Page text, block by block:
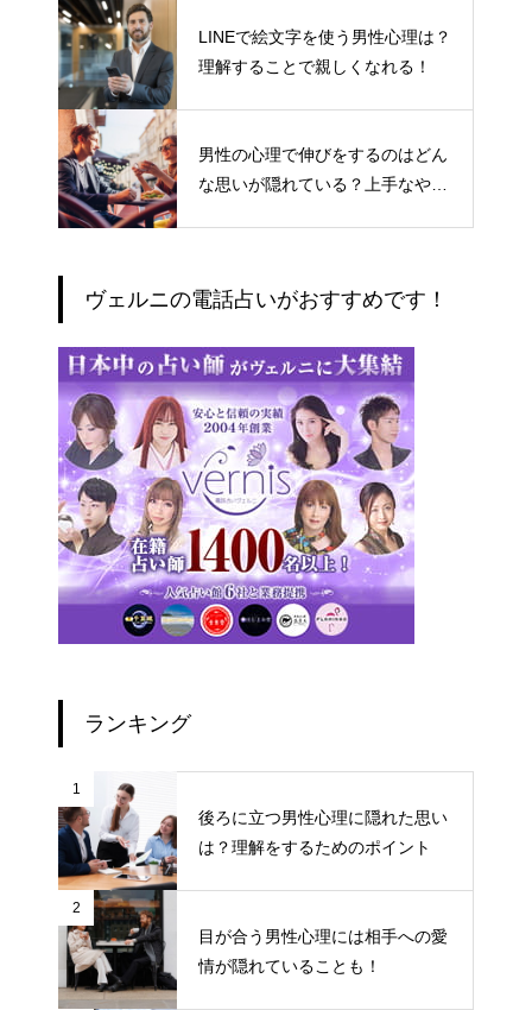
LINEで絵文字を使う男性心理は？
理解することで親しくなれる！
男性の心理で伸びをするのはどん
な思いが隠れている？上手なやり
ヴェルニの電話占いがおすすめです！
ランキング
1
後ろに立つ男性心理に隠れた思い
は？理解をするためのポイント
2
目が合う男性心理には相手への愛
情が隠れていることも！